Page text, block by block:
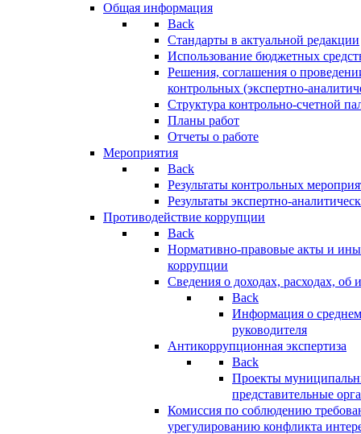
Общая информация
Back
Стандарты в актуальной редакции
Использование бюджетных
Решения, соглашения о
контрольных (экспертно-
Структура контрольно-счетной
Планы работ
Отчеты о работе
Мероприятия
Back
Результаты контрольных
Результаты экспертно-
Противодействие коррупции
Back
Нормативно-правовые акты и
коррупции
Сведения о доходах, расходах, об
Back
Информация о
руководителя
Антикоррупционная экспертиза
Back
Проекты
представительные
Комиссия по соблюдению
урегулированию конфликта